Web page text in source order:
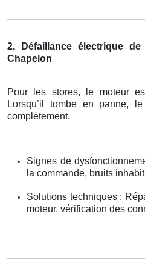
2. Défaillance électrique
Chapelon
Pour les stores, le moteur
Lorsqu’il tombe en panne,
complètement.
Signes de
la commande, bruits
Solutions techniques :
moteur, vérification des